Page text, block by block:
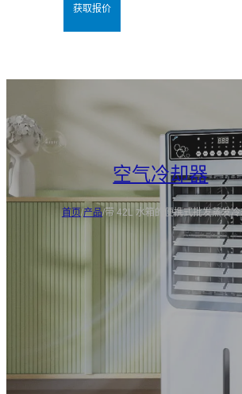
获取报价
空气冷却器
首页/产品/带 42L 水箱的便携式批发蒸发